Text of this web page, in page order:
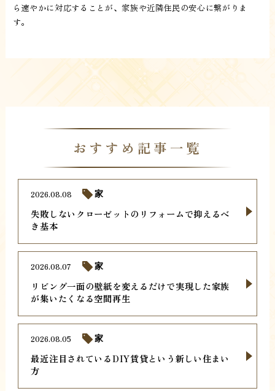
ら速やかに対応することが、家族や近隣住民の安心に繋がりま
す。
おすすめ記事一覧
失敗しないクローゼットのリフォームで抑えるべ
き基本
2026.08.08 家
リビング一面の壁紙を変えるだけで実現した家族
が集いたくなる空間再生
2026.08.07 家
最近注目されているDIY賃貸という新しい住まい
方
2026.08.05 家